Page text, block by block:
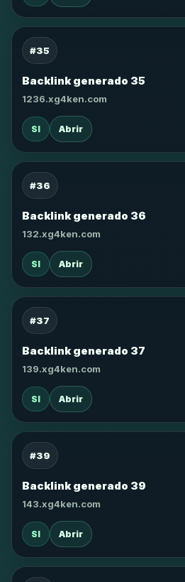
#35
Backlink generado 35
1236.xg4ken.com
SI Abrir
#36
Backlink generado 36
132.xg4ken.com
SI Abrir
#37
Backlink generado 37
139.xg4ken.com
SI Abrir
#39
Backlink generado 39
143.xg4ken.com
SI Abrir